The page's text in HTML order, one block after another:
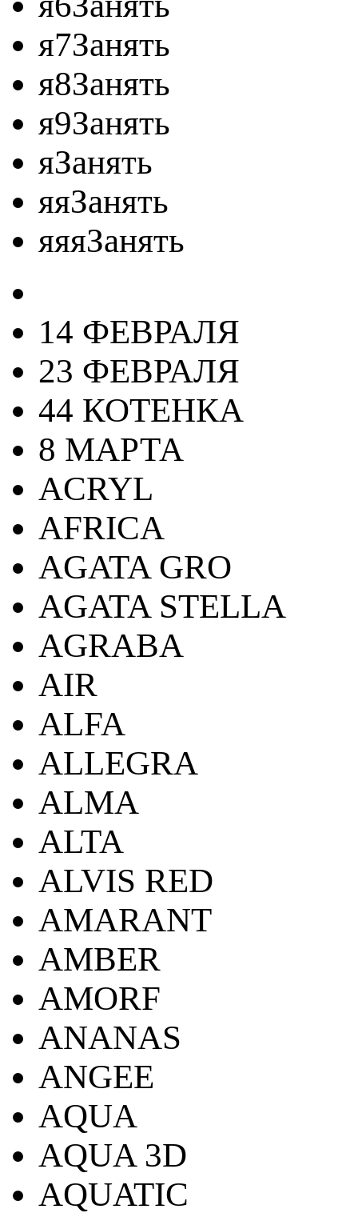
я7Занять
я8Занять
я9Занять
яЗанять
яяЗанять
яяяЗанять
14 ФЕВРАЛЯ
23 ФЕВРАЛЯ
44 КОТЕНКА
8 МАРТА
ACRYL
AFRICA
AGATA GRO
AGATA STELLA
AGRABA
AIR
ALFA
ALLEGRA
ALMA
ALTA
ALVIS RED
AMARANT
AMBER
AMORF
ANANAS
ANGEE
AQUA
AQUA 3D
AQUATIC